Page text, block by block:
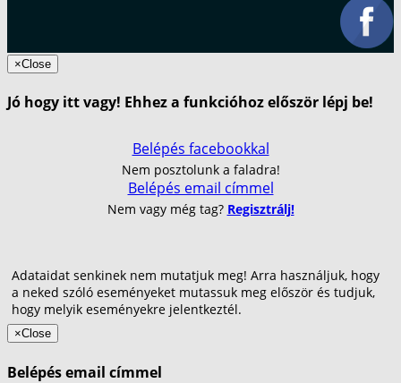
×Close
Jó hogy itt vagy! Ehhez a funkcióhoz először lépj be!
Belépés facebookkal
Nem posztolunk a faladra!
Belépés email címmel
Nem vagy még tag? Regisztrálj!
Adataidat senkinek nem mutatjuk meg! Arra használjuk, hogy
a neked szóló eseményeket mutassuk meg először és tudjuk,
hogy melyik eseményekre jelentkeztél.
×Close
Belépés email címmel